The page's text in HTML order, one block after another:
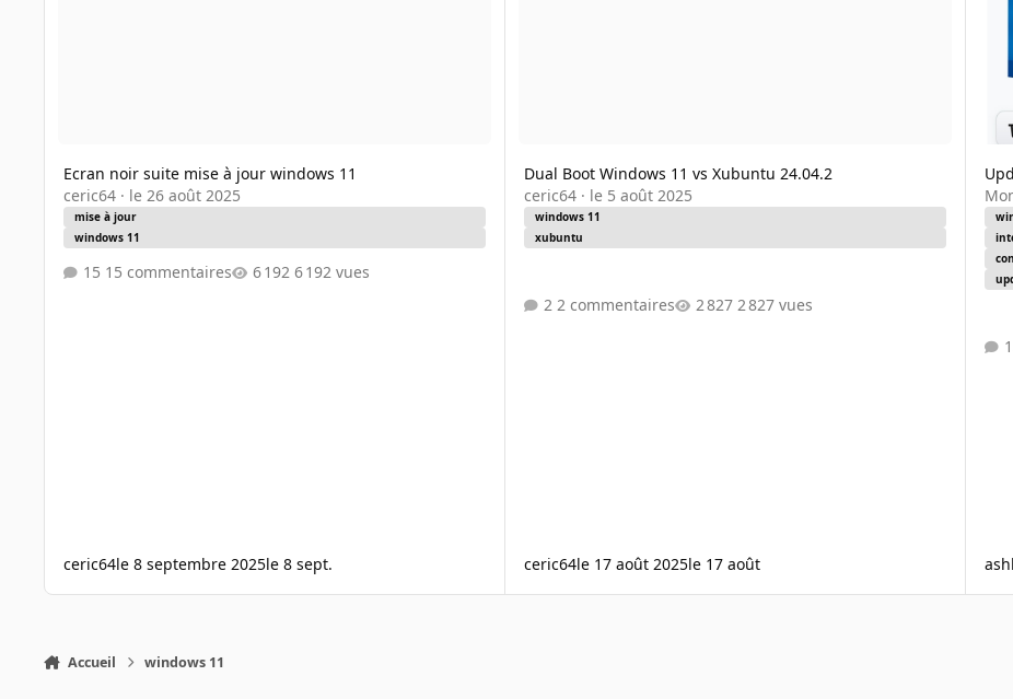
Ecran noir suite mise à jour windows 11
ceric64· le 26 août 2025
mise à jour
windows 11
15 commentaires 6 192 vues
ceric64le 8 septembre 2025le 8 sept.
Dual Boot Windows 11 vs Xubuntu 24.04.2
ceric64· le 5 août 2025
windows 11
xubuntu
2 commentaires 2 827 vues
ceric64le 17 août 2025le 17 août
Accueil windows 11